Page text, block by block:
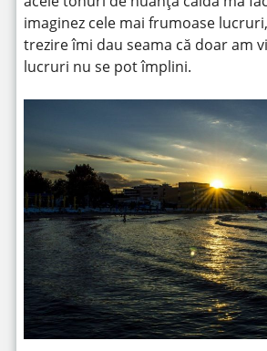
imaginez cele mai frumoase
trezire îmi dau seama că doar am
lucruri nu se pot împlini.